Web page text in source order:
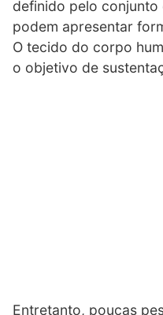
definido pelo conjunto
podem apresentar
O tecido do corpo
o objetivo de
Entretanto, poucas